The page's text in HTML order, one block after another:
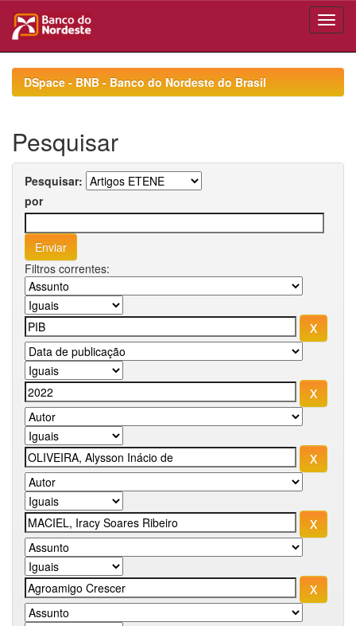
navigationDSpace - BNB - Banco do Nordeste do Brasil
Pesquisar
Pesquisar:
por
Filtros correntes: